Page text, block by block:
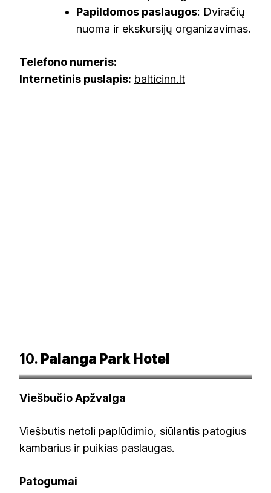
Papildomos paslaugos: Dviračių
nuoma ir ekskursijų organizavimas.
Telefono numeris:
Internetinis puslapis: balticinn.lt
10. Palanga Park Hotel
Viešbučio Apžvalga
Viešbutis netoli paplūdimio, siūlantis patogius
kambarius ir puikias paslaugas.
Patogumai